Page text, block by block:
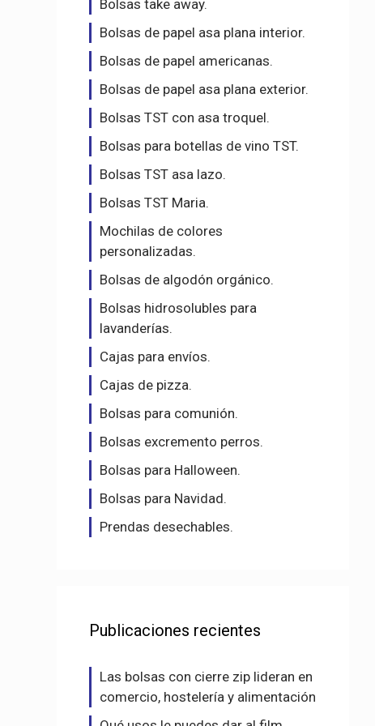
Bolsas take away.
Bolsas de papel asa plana interior.
Bolsas de papel americanas.
Bolsas de papel asa plana exterior.
Bolsas TST con asa troquel.
Bolsas para botellas de vino TST.
Bolsas TST asa lazo.
Bolsas TST Maria.
Mochilas de colores
personalizadas.
Bolsas de algodón orgánico.
Bolsas hidrosolubles para
lavanderías.
Cajas para envíos.
Cajas de pizza.
Bolsas para comunión.
Bolsas excremento perros.
Bolsas para Halloween.
Bolsas para Navidad.
Prendas desechables.
Publicaciones recientes
Las bolsas con cierre zip lideran en
comercio, hostelería y alimentación